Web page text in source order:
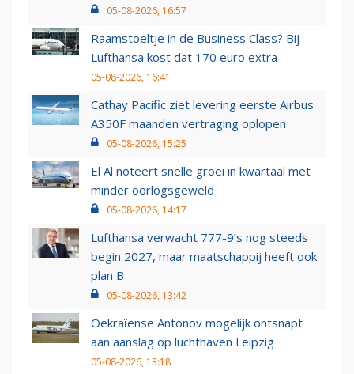
05-08-2026, 16:57
Raamstoeltje in de Business Class? Bij
Lufthansa kost dat 170 euro extra
05-08-2026, 16:41
Cathay Pacific ziet levering eerste Airbus
A350F maanden vertraging oplopen
05-08-2026, 15:25
El Al noteert snelle groei in kwartaal met
minder oorlogsgeweld
05-08-2026, 14:17
Lufthansa verwacht 777-9’s nog steeds
begin 2027, maar maatschappij heeft ook
plan B
05-08-2026, 13:42
Oekraïense Antonov mogelijk ontsnapt
aan aanslag op luchthaven Leipzig
05-08-2026, 13:18